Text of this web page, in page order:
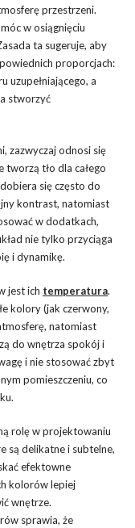
przestrzeni.
w osiągnięciu
ta sugeruje, aby
proporcjach:
uzupełniającego, a
stworzyć
zazwyczaj odnosi się
tło dla całego
się często do
kontrast, natomiast
w dodatkach,
nie tylko przyciąga
i dynamikę.
jest ich temperatura.
kolory (jak czerwony,
natomiast
do wnętrza spokój i
i nie stosować zbyt
pomieszczeniu, co
rolę w projektowaniu
są delikatne i subtelne,
efektowne
kolorów lepiej
wnętrze.
sprawia, że